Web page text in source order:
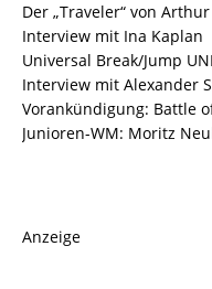
Der „Traveler“ von
Interview mit Ina Kaplan
Universal Break/Jump
Interview mit Alexander
Vorankündigung: Battle
Junioren-WM: Moritz
Anzeige